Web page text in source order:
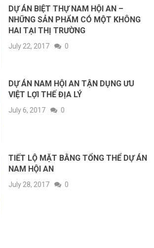
DỰ ÁN BIỆT THỰ NAM HỘI AN –
NHỮNG SẢN PHẨM CÓ MỘT KHÔNG
HAI TẠI THỊ TRƯỜNG
July 22, 2017 0
DỰ ÁN NAM HỘI AN TẬN DỤNG ƯU
VIỆT LỢI THẾ ĐỊA LÝ
July 6, 2017 0
TIẾT LỘ MẶT BẰNG TỔNG THỂ DỰ ÁN
NAM HỘI AN
July 28, 2017 0